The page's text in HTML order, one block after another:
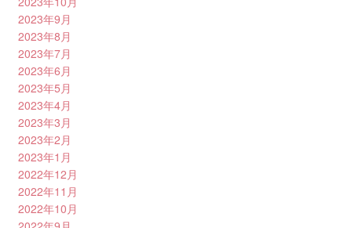
2023年9月
2023年8月
2023年7月
2023年6月
2023年5月
2023年4月
2023年3月
2023年2月
2023年1月
2022年12月
2022年11月
2022年10月